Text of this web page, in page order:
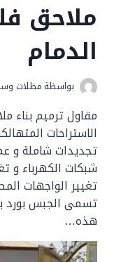
ملاحق
الدمام
بواسظة مظلات
مقاول ترميم بناء
الاستراحات
تجديدات شاملة و
شبكات الكهرباء و
تغيير الواجهات
تسمى الجبس بورد
هذه…